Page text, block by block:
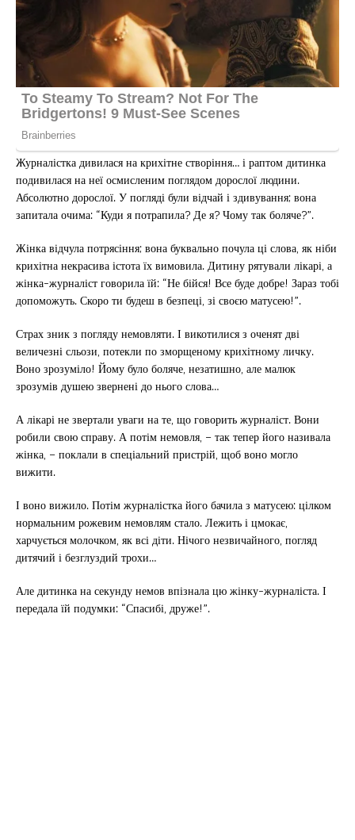
Журналістка дивилася на крихітне створіння… і раптом дитинка
подивилася на неї осмисленим поглядом дорослої людини.
Абсолютно дорослої. У погляді були відчай і здивування; вона
запитала очима: “Куди я потрапила? Де я? Чому так боляче?”.
Жінка відчула потрясіння; вона буквально почула ці слова, як ніби
крихітна некрасива істота їх вимовила. Дитину рятували лікарі, а
жінка-журналіст говорила їй: “Не бійся! Все буде добре! Зараз тобі
допоможуть. Скоро ти будеш в безпеці, зі своєю матусею!”.
Страх зник з погляду немовляти. І викотилися з оченят дві
величезні сльози, потекли по зморщеному крихітному личку.
Воно зрозуміло! Йому було боляче, незатишно, але малюк
зрозумів душею звернені до нього слова…
А лікарі не звертали уваги на те, що говорить журналіст. Вони
робили свою справу. А потім немовля, – так тепер його називала
жінка, – поклали в спеціальний пристрій, щоб воно могло
вижити.
І воно вижило. Потім журналістка його бачила з матусею: цілком
нормальним рожевим немовлям стало. Лежить і цмокає,
харчується молочком, як всі діти. Нічого незвичайного, погляд
дитячий і безглуздий трохи…
Але дитинка на секунду немов впізнала цю жінку-журналіста. І
передала їй подумки: “Спасибі, друже!”.